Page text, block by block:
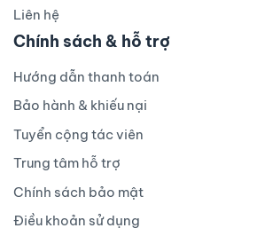
Liên hệ
Chính sách & hỗ trợ
Hướng dẫn thanh toán
Bảo hành & khiếu nại
Tuyển cộng tác viên
Trung tâm hỗ trợ
Chính sách bảo mật
Điều khoản sử dụng